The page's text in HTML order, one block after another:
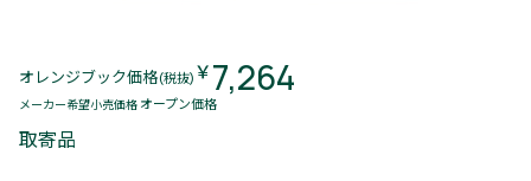
オレンジブック価格(税抜) ￥7,264
メーカー希望小売価格 オープン価格
取寄品